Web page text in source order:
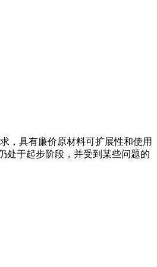
，具有廉价原材料可扩展性和使用
处于起步阶段，并受到某些问题的